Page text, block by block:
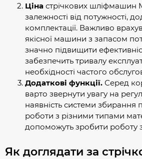
Ціна стрічкових шліфмашин
залежності від потужності,
комплектації. Важливо
якісної машини з запасом
значно підвищити
забезпечить тривалу
необхідності частого
Додаткові функції. Серед
варто звернути увагу на
наявність системи збирання
роботи з різними типами
допоможуть зробити роботу
Як доглядати за